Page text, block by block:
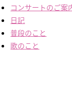
カ
イ
ブ
コンサートのご案
日記
普段のこと
歌のこと